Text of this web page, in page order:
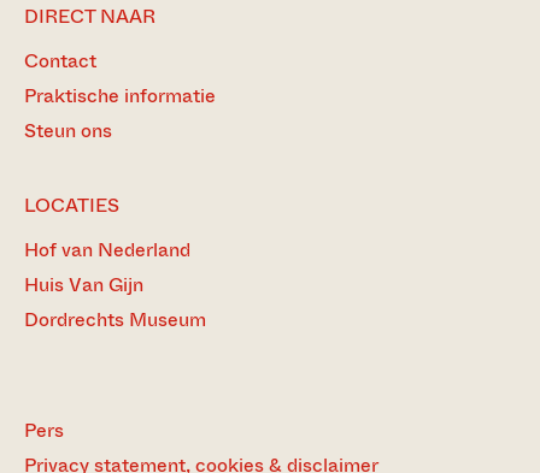
DIRECT NAAR
Contact
Praktische informatie
Steun ons
LOCATIES
Hof van Nederland
Huis Van Gijn
Dordrechts Museum
Pers
Privacy statement, cookies & disclaimer